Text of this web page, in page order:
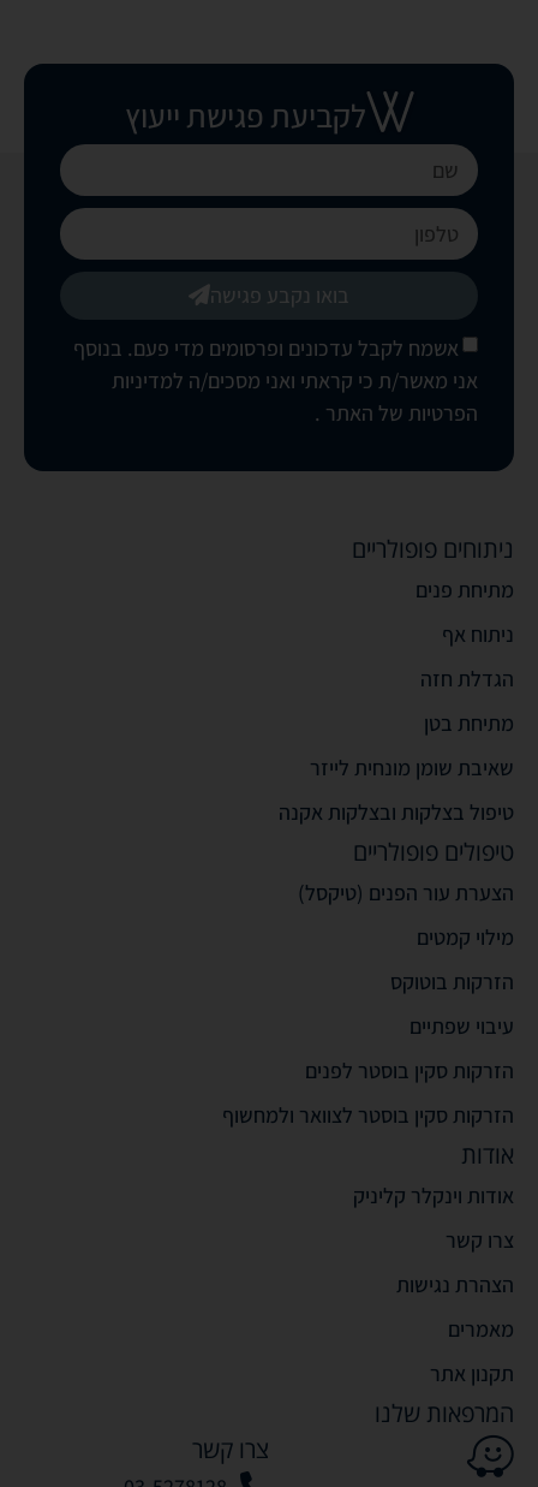
לקביעת פגישת ייעוץ
אשמח לקבל עדכונים ופרסומים מדי פעם. בנוסף
אני מאשר/ת כי קראתי ואני מסכים/ה למדיניות
הפרטיות של האתר .
בואו נקבע פגישה
ניתוחים פופולריים
מתיחת פנים
ניתוח אף
הגדלת חזה
מתיחת בטן
שאיבת שומן מונחית לייזר
טיפול בצלקות ובצלקות אקנה
טיפולים פופולריים
הצערת עור הפנים (טיקסל)
מילוי קמטים
הזרקות בוטוקס
עיבוי שפתיים
הזרקות סקין בוסטר לפנים
הזרקות סקין בוסטר לצוואר ולמחשוף
אודות
אודות וינקלר קליניק
צרו קשר
הצהרת נגישות
מאמרים
תקנון אתר
המרפאות שלנו
צרו קשר